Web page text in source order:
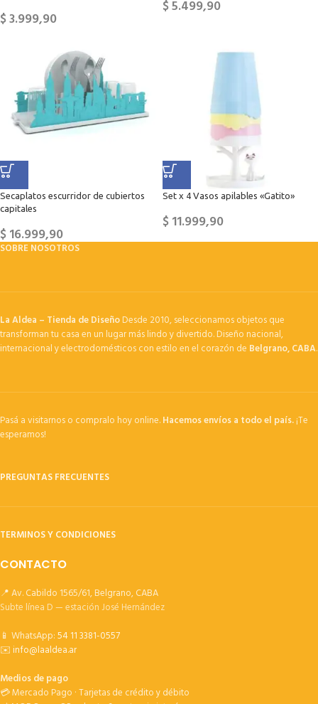
$3.999,90
$5.499,90
Secaplatos escurridor de cubiertos
capitales
$16.999,90
Set x 4 Vasos apilables «Gatito»
$11.999,90
SOBRE NOSOTROS
La Aldea – Tienda de DiseñoDesde 2010, seleccionamos objetos que
transforman tu casa en un lugar más lindo y divertido. Diseño nacional,
internacional y electrodomésticos con estilo en el corazón de Belgrano, CABA.
Pasá a visitarnos o compralo hoy online.Hacemos envíos a todo el país.¡Te
esperamos!
PREGUNTAS FRECUENTES
TERMINOS Y CONDICIONES
CONTACTO
📍 Av. Cabildo 1565/61, Belgrano, CABA
Subte línea D — estación José Hernández
📱 WhatsApp:54 11 3381-0557
✉️info@laaldea.ar
Medios de pago
💳 Mercado Pago · Tarjetas de crédito y débito